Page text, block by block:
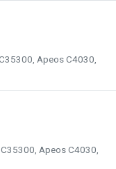
Apeos C4030,
Apeos C4030,